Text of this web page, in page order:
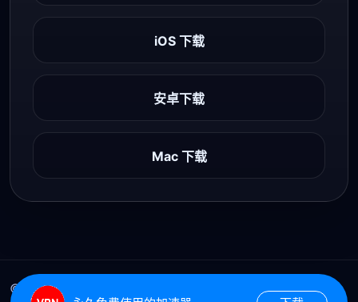
iOS 下载
安卓下载
Mac 下载
© iOS加速器 All Rights Reserved.